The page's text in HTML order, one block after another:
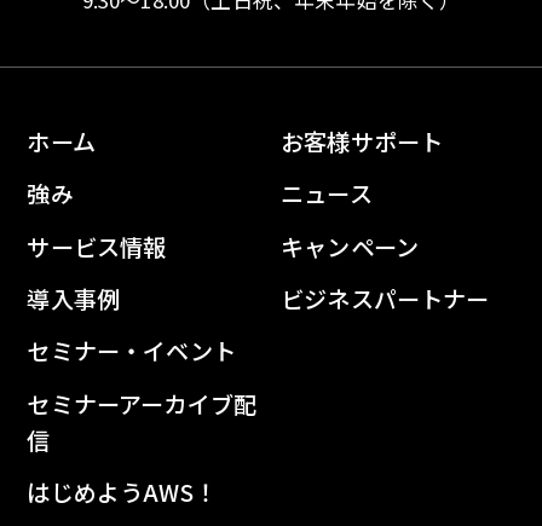
ホーム
強み
サービス情報
導入事例
セミナー・イベント
セミナーアーカイブ配
信
はじめようAWS！
お客様サポート
ニュース
キャンペーン
ビジネスパートナー